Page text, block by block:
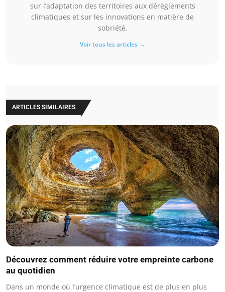
sur l’adaptation des territoires aux dérèglements
climatiques et sur les innovations en matière de
sobriété.
Voir tous les articles →
ARTICLES SIMILAIRES
Découvrez comment réduire votre empreinte carbone
au quotidien
Dans un monde où l’urgence climatique est de plus en plus